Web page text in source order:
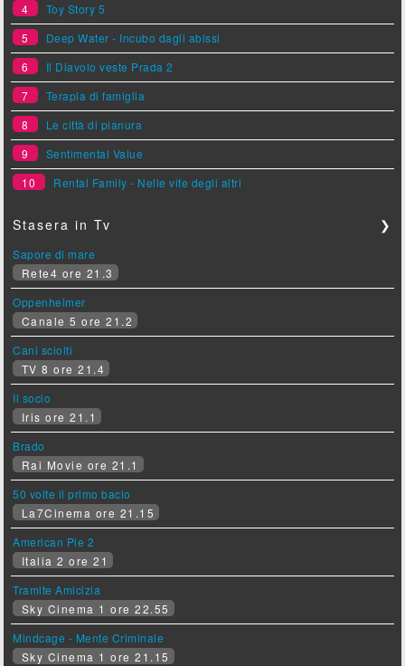
4
Toy Story 5
5
Deep Water - Incubo dagli abissi
6
Il Diavolo veste Prada 2
7
Terapia di famiglia
8
Le città di pianura
9
Sentimental Value
10
Rental Family - Nelle vite degli altri
Stasera in Tv ❯
Sapore di mare
Rete4 ore 21.3
Oppenheimer
Canale 5 ore 21.2
Cani sciolti
TV 8 ore 21.4
Il socio
Iris ore 21.1
Brado
Rai Movie ore 21.1
50 volte il primo bacio
La7Cinema ore 21.15
American Pie 2
Italia 2 ore 21
Tramite Amicizia
Sky Cinema 1 ore 22.55
Mindcage - Mente Criminale
Sky Cinema 1 ore 21.15